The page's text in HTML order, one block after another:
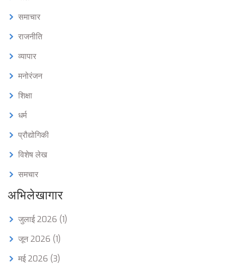
समाचार
राजनीति
व्यापार
मनोरंजन
शिक्षा
धर्म
प्रौद्योगिकी
विशेष लेख
समचार
अभिलेखागार
जुलाई 2026 (1)
जून 2026 (1)
मई 2026 (3)